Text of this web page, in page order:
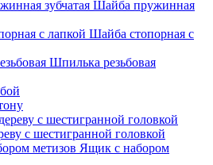
Шайба пружинная
Шайба стопорная с
Шпилька резьбовая
с шестигранной головкой
Ящик с набором